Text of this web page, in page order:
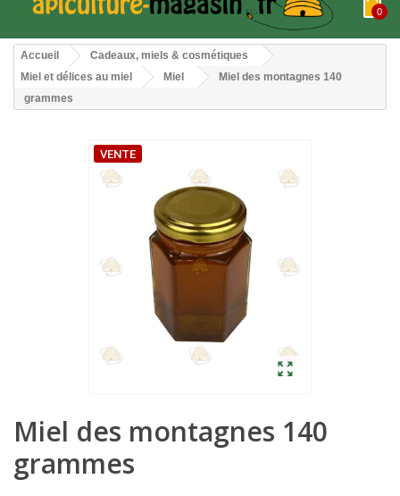
0
Accueil
Cadeaux, miels & cosmétiques
Miel et délices au miel
Miel
Miel des montagnes 140
grammes
VENTE
Miel des montagnes 140
grammes